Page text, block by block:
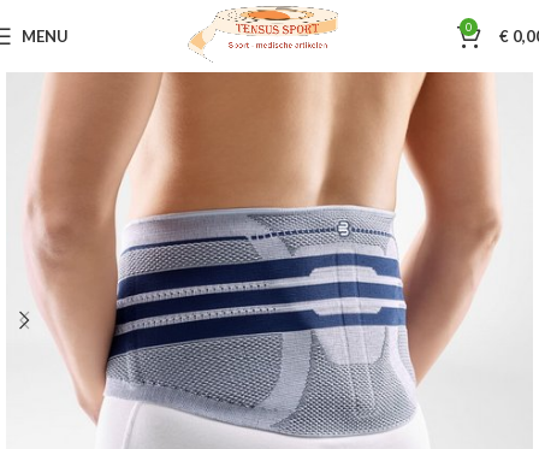
MENU 0 €
Home Braces Schouder / rug / heup